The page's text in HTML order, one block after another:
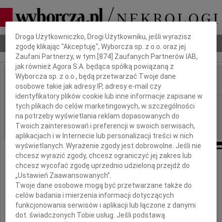
Nekrologi Odeszli Poradnik pogrzebowy
IMIĘ I NAZWISKO:
REGION: Łódź
DATA EMISJI: 28.10.2010
Pani
Aleksandrze Sadowskiej
wyrazy głębokiego współczucia
z powodu śmierci
Dbamy o Twoją prywatność
Droga Użytkowniczko, Drogi Użytkowniku, jeśli wyrazisz
zgodę klikając "Akceptuję", Wyborcza sp. z o.o. oraz jej
Zaufani Partnerzy, w tym [874 ] Zaufanych Partnerów IAB,
jak również Agora S.A. będąca spółką powiązaną z
Wyborcza sp. z o.o., będą przetwarzać Twoje dane
osobowe takie jak adresy IP, adresy e-mail czy
identyfikatory plików cookie lub inne informacje zapisane w
tych plikach do celów marketingowych, w szczególności
na potrzeby wyświetlania reklam dopasowanych do
Twoich zainteresowań i preferencji w swoich serwisach,
aplikacjach i w Internecie lub personalizacji treści w nich
wyświetlanych. Wyrażenie zgody jest dobrowolne. Jeśli nie
chcesz wyrazić zgody, chcesz ograniczyć jej zakres lub
chcesz wycofać zgodę uprzednio udzieloną przejdź do
„Ustawień Zaawansowanych”.
Twoje dane osobowe mogą być przetwarzane także do
celów badania i mierzenia informacji dotyczących
funkcjonowania serwisów i aplikacji lub łączone z danymi
dot. świadczonych Tobie usług. Jeśli podstawą